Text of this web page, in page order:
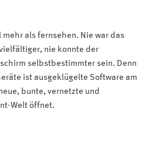
mehr als fernsehen. Nie war das
nie konnte der
selbstbestimmter sein. Denn
ist ausgeklügelte Software am
bunte, vernetzte und
Welt öffnet.